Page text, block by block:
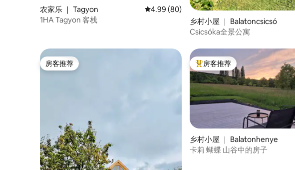
农家乐 ｜ Tagyon 平均评分 4.99 分（满分 5 分），共 80 条评价
4.99 (80)
1HA Tagyon 客栈
乡村小屋 ｜ Balatoncsicsó
Csicsóka全景公寓
房客推荐
房客推荐 热门「房客推荐」
房客推荐
乡村小屋 ｜ Balatonhenye
卡莉 蝴蝶 山谷中的房子